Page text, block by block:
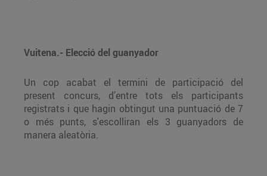
Vuitena.- Elecció del guanyador
Un cop acabat el termini de participació del
present concurs, d’entre tots els participants
registrats i que hagin obtingut una puntuació de 7
o més punts, s'escolliran els 3 guanyadors de
manera aleatòria.